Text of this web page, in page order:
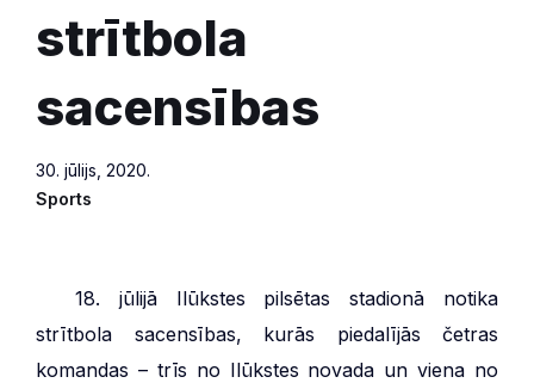
strītbola
sacensības
30. jūlijs, 2020.
Sports
18. jūlijā Ilūkstes pilsētas stadionā notika
strītbola sacensības, kurās piedalījās četras
komandas – trīs no Ilūkstes novada un viena no